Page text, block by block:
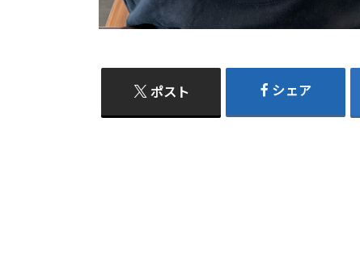
ポスト シェア